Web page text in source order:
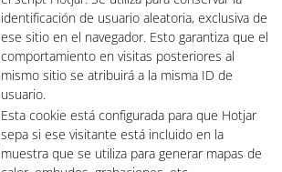
identificación de usuario aleatoria, exclusiva de
ese sitio en el navegador. Esto garantiza que el
comportamiento en visitas posteriores al
mismo sitio se atribuirá a la misma ID de
usuario.
Esta cookie está configurada para que Hotjar
sepa si ese visitante está incluido en la
muestra que se utiliza para generar mapas de